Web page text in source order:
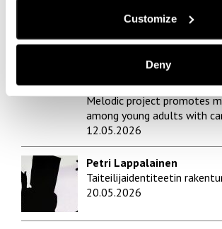
Customize
Deny
Dilukshi Soysa,
Johanna Berg
Melodic project promotes
among young adults with
12.05.2026
Petri Lappalainen
Taiteilijaidentiteetin
20.05.2026